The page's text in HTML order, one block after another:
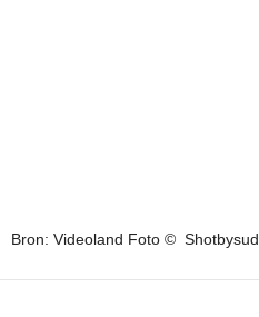
Bron: Videoland Foto © Shotbysud